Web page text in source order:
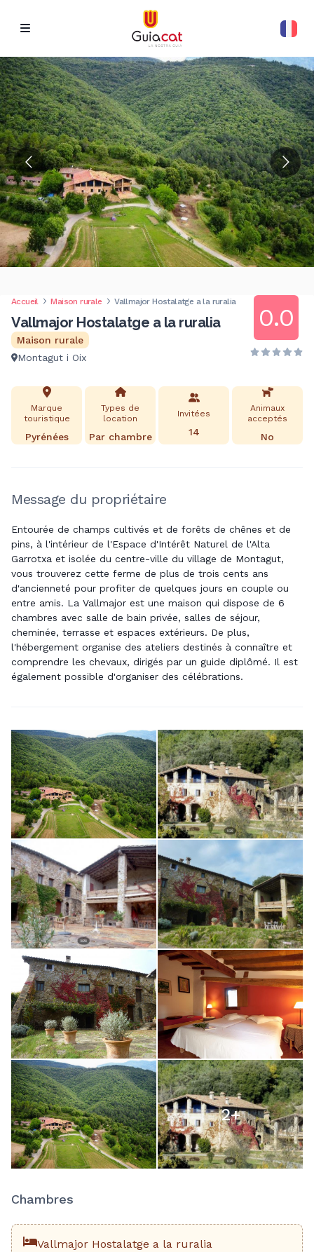
Accueil Maison rurale Vallmajor Hostalatge a la ruralia
Vallmajor Hostalatge a la ruralia
Maison rurale
Montagut i Oix
0.0
Marque
touristique
Pyrénées
Types de
location
Par chambre
Invitées
14
Animaux
acceptés
No
Message du propriétaire
Entourée de champs cultivés et de forêts de chênes et de
pins, à l'intérieur de l'Espace d'Intérêt Naturel de l'Alta
Garrotxa et isolée du centre-ville du village de Montagut,
vous trouverez cette ferme de plus de trois cents ans
d'ancienneté pour profiter de quelques jours en couple ou
entre amis. La Vallmajor est une maison qui dispose de 6
chambres avec salle de bain privée, salles de séjour,
cheminée, terrasse et espaces extérieurs. De plus,
l'hébergement organise des ateliers destinés à connaître et
comprendre les chevaux, dirigés par un guide diplômé. Il est
également possible d'organiser des célébrations.
2+
Chambres
Vallmajor Hostalatge a la ruralia